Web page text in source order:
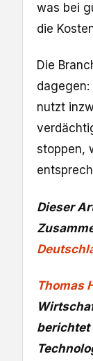
was bei
die
Die
dagegen:
nutzt
stoppen,
Dieser
Thomas
berichtet